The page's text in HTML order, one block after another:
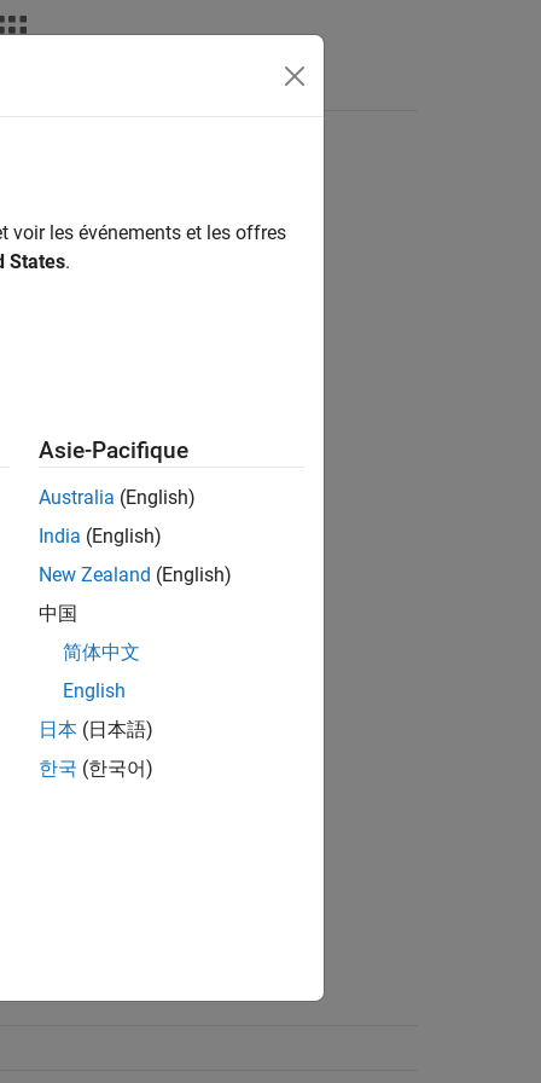
voir les événements et les offres
States.
Asie-Pacifique
Australia (English)
India (English)
New Zealand (English)
中国
简体中文
English
日本 (日本語)
한국 (한국어)